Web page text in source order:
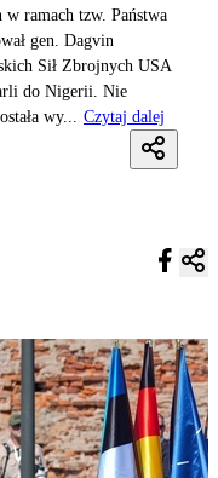
ramach tzw. Państwa
gen. Dagvin
Sił Zbrojnych USA
do Nigerii. Nie
wy...
Czytaj dalej